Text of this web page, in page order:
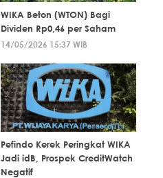
WIKA Beton (WTON) Bagi
Dividen Rp0,46 per Saham
14/05/2026 15:37 WIB
Pefindo Kerek Peringkat WIKA
Jadi idB, Prospek CreditWatch
Negatif